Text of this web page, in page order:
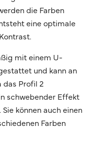
die Farben
eine optimale
mit einem U-
und kann an
das Profil 2
schwebender Effekt
können auch einen
Farben